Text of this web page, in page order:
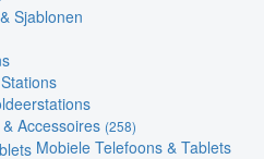
Sjablonen
Accessoires (258)
Mobiele Telefoons & Tablets